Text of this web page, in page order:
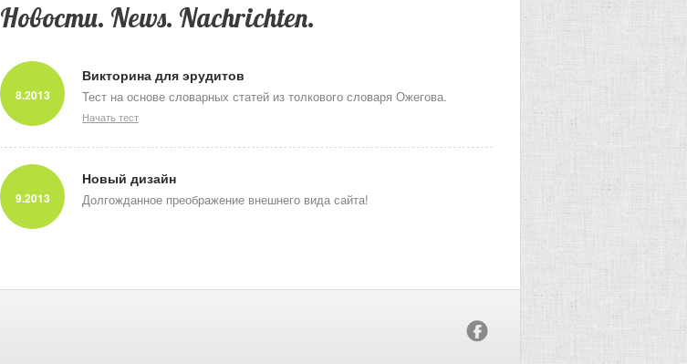
Новости. News. Nachrichten.
8.2013
Викторина для эрудитов
Тест на основе словарных статей из толкового словаря Ожегова.
Начать тест
9.2013
Новый дизайн
Долгожданное преображение внешнего вида сайта!